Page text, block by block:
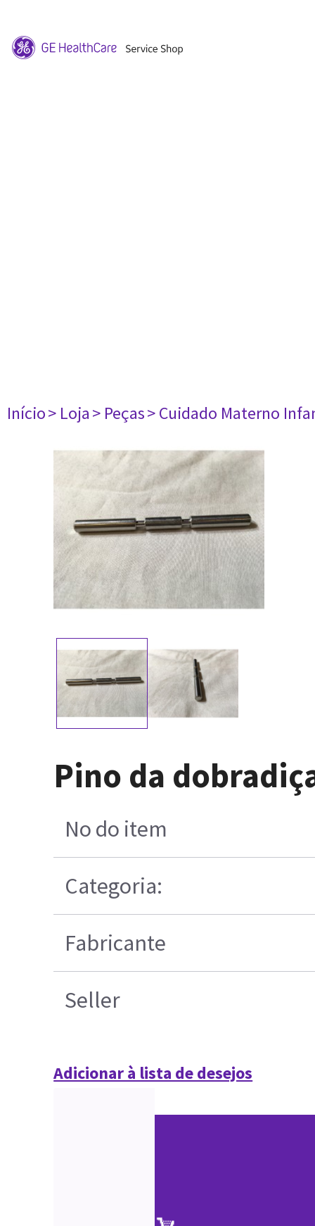
Início> Loja> Peças> Cuidado Materno
Pino da
No do item
Categoria:
Fabricante
Seller
Adicionar à lista de desejos